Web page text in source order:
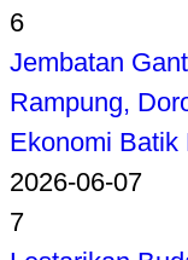
6
Jembatan
Rampung,
Ekonomi Batik
2026-06-07
7